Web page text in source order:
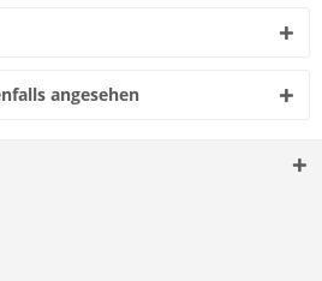
angesehen